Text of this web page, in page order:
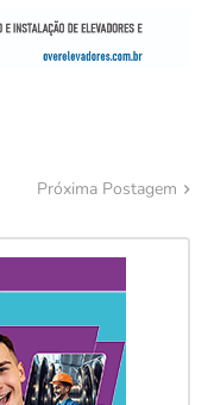
Próxima Postagem